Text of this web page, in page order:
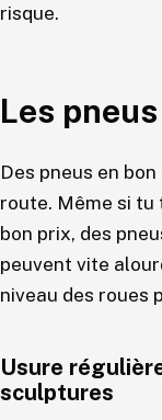
risque.
Les
Des pneus en
route. Même si tu
bon prix, des
peuvent vite
niveau des roues
Usure
sculptures